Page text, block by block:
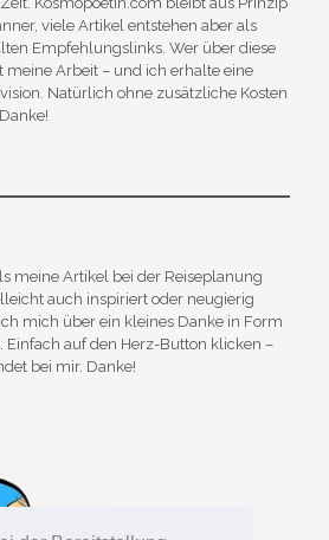
viele Artikel entstehen aber als
Empfehlungslinks. Wer über diese
meine Arbeit – und ich erhalte eine
Natürlich ohne zusätzliche Kosten
meine Artikel bei der Reiseplanung
auch inspiriert oder neugierig
mich über ein kleines Danke in Form
Einfach auf den Herz-Button klicken –
bei mir. Danke!